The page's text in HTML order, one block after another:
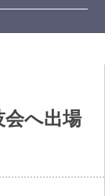
会へ出場